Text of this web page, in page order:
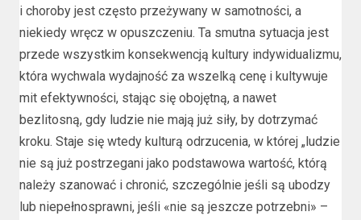
i choroby jest często przeżywany w samotności, a
niekiedy wręcz w opuszczeniu. Ta smutna sytuacja jest
przede wszystkim konsekwencją kultury indywidualizmu,
która wychwala wydajność za wszelką cenę i kultywuje
mit efektywności, stając się obojętną, a nawet
bezlitosną, gdy ludzie nie mają już siły, by dotrzymać
kroku. Staje się wtedy kulturą odrzucenia, w której „ludzie
nie są już postrzegani jako podstawowa wartość, którą
należy szanować i chronić, szczególnie jeśli są ubodzy
lub niepełnosprawni, jeśli «nie są jeszcze potrzebni» –